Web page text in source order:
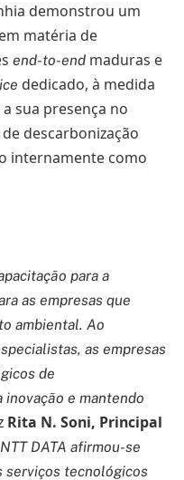
demonstrou um
matéria de
end-to-end maduras e
dedicado, à medida
sua presença no
descarbonização
internamente como
para a
as empresas que
ambiental. Ao
as empresas
de
e mantendo
Rita N. Soni, Principal
DATA afirmou-se
serviços tecnológicos